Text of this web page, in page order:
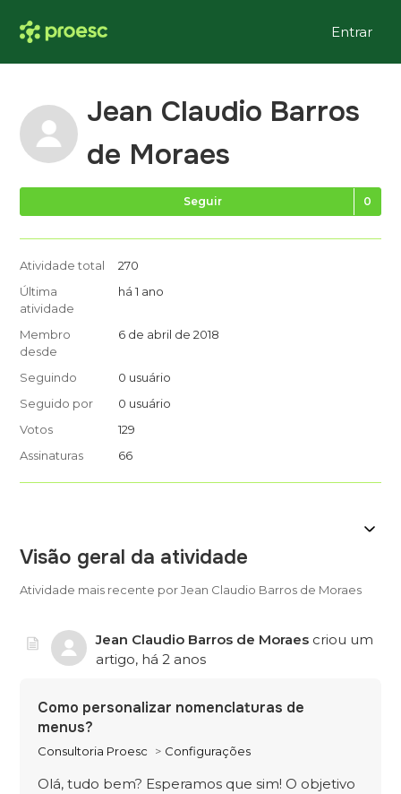
Entrar
Jean Claudio Barros
de Moraes
Seguir
Atividade total
270
Última
atividade
há 1 ano
Membro
desde
6 de abril de 2018
Seguindo
0 usuário
Seguido por
0 usuário
Votos
129
Assinaturas
66
Visão geral da atividade
Atividade mais recente por Jean Claudio Barros de Moraes
Jean Claudio Barros de Moraes criou um
artigo, há 2 anos
Como personalizar nomenclaturas de
menus?
Consultoria Proesc Configurações
Olá, tudo bem? Esperamos que sim! O objetivo